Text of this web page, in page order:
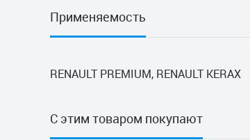
Применяемость
RENAULT PREMIUM, RENAULT KERAX
С этим товаром покупают